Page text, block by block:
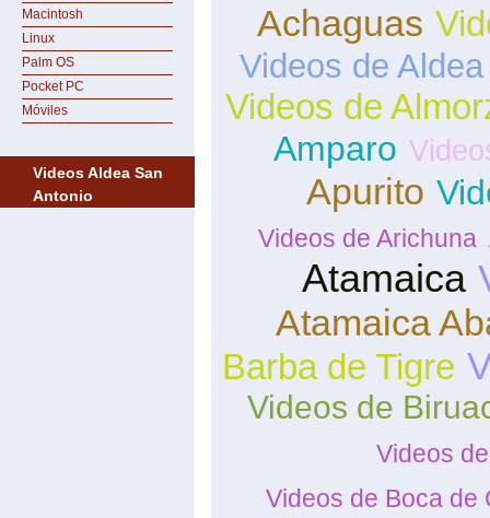
Macintosh
Linux
Palm OS
Pocket PC
Móviles
Videos Aldea San
Antonio
Achaguas
Videos de
Videos de
Amparo
Apurito
Videos de Arichuna
Atamaica
Atamaica
Barba de Tigre
Videos de
Videos
Videos de Boca de